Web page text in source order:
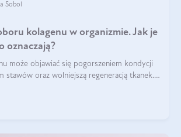
Sobol
kolagenu w organizmie. Jak je
oznaczają?
może objawiać się pogorszeniem kondycji
stawów oraz wolniejszą regeneracją tkanek.